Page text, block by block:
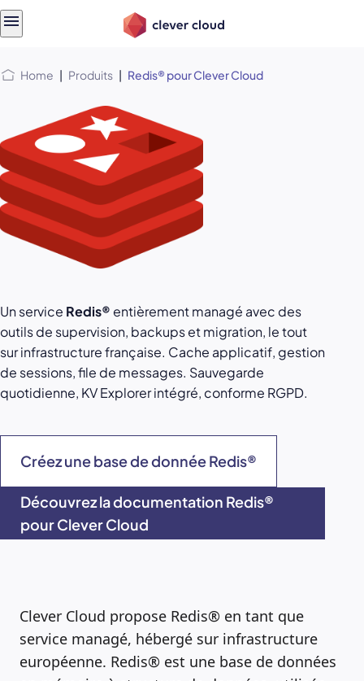
Home | Produits | Redis® pour Clever Cloud
Un service Redis® entièrement managé avec des
outils de supervision, backups et migration, le tout
sur infrastructure française. Cache applicatif, gestion
de sessions, file de messages. Sauvegarde
quotidienne, KV Explorer intégré, conforme RGPD.
Créez une base de donnée Redis®
Découvrez la documentation Redis®
pour Clever Cloud
Clever Cloud propose Redis® en tant que
service managé, hébergé sur infrastructure
européenne. Redis® est une base de données